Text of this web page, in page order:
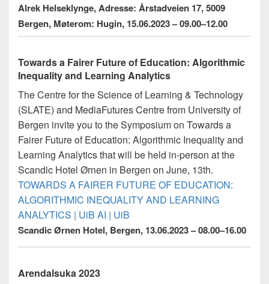
Alrek Helseklynge, Adresse: Årstadveien 17, 5009
Bergen, Møterom: Hugin, 15.06.2023 –09.00–12.00
Towards a Fairer Future of Education: Algorithmic
Inequality and Learning Analytics
The Centre for the Science of Learning & Technology
(SLATE) and MediaFutures Centre from University of
Bergen invite you to the Symposium on Towards a
Fairer Future of Education: Algorithmic Inequality and
Learning Analytics that will be held in-person at the
Scandic Hotel Ørnen in Bergen on June, 13th.
TOWARDS A FAIRER FUTURE OF EDUCATION:
ALGORITHMIC INEQUALITY AND LEARNING
ANALYTICS | UiB AI | UiB
Scandic Ørnen Hotel, Bergen, 13.06.2023 –08.00–16.00
Arendalsuka 2023